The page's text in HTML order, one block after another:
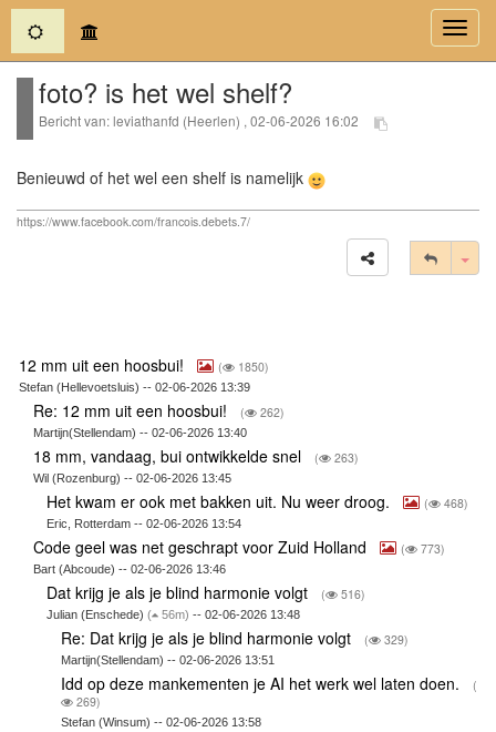
(current)
foto? is het wel shelf?
Bericht van: leviathanfd (Heerlen) , 02-06-2026 16:02
Benieuwd of het wel een shelf is namelijk
https://www.facebook.com/francois.debets.7/
12 mm uit een hoosbui! ( 1850)
Stefan (Hellevoetsluis) -- 02-06-2026 13:39
Re: 12 mm uit een hoosbui! ( 262)
Martijn(Stellendam) -- 02-06-2026 13:40
18 mm, vandaag, bui ontwikkelde snel ( 263)
Wil (Rozenburg) -- 02-06-2026 13:45
Het kwam er ook met bakken uit. Nu weer droog. ( 468)
Eric, Rotterdam -- 02-06-2026 13:54
Code geel was net geschrapt voor Zuid Holland ( 773)
Bart (Abcoude) -- 02-06-2026 13:46
Dat krijg je als je blind harmonie volgt ( 516)
Julian (Enschede)( 56m) -- 02-06-2026 13:48
Re: Dat krijg je als je blind harmonie volgt ( 329)
Martijn(Stellendam) -- 02-06-2026 13:51
Idd op deze mankementen je AI het werk wel laten doen.
(
269)
Stefan (Winsum) -- 02-06-2026 13:58